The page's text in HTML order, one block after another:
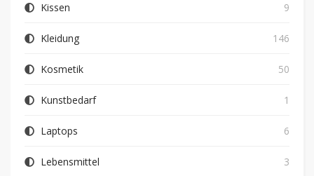
Kissen 9
Kleidung 146
Kosmetik 50
Kunstbedarf 1
Laptops 6
Lebensmittel 3